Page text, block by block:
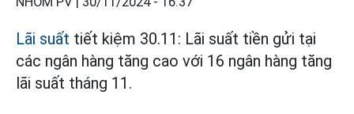
Lãi suất tiết kiệm 30.11: Lãi suất tiền gửi tại
các ngân hàng tăng cao với 16 ngân hàng tăng
lãi suất tháng 11.